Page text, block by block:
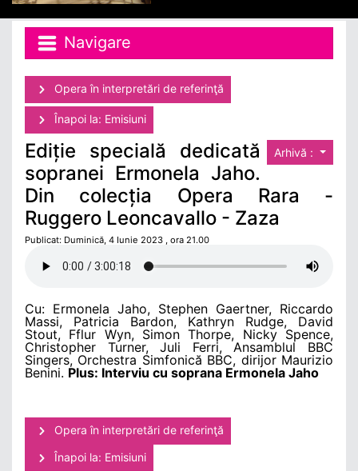
Navigare
Opera în interpretări de referinţă
Înapoi la: Emisiuni
Arhivă :
Ediție specială dedicată
sopranei Ermonela Jaho.
Din colecția Opera Rara -
Ruggero Leoncavallo - Zaza
Publicat: Duminică, 4 Iunie 2023 , ora 21.00
Cu: Ermonela Jaho, Stephen Gaertner, Riccardo
Massi, Patricia Bardon, Kathryn Rudge, David
Stout, Fflur Wyn, Simon Thorpe, Nicky Spence,
Christopher Turner, Juli Ferri, Ansamblul BBC
Singers, Orchestra Simfonică BBC, dirijor Maurizio
Benini. Plus: Interviu cu soprana Ermonela Jaho
Opera în interpretări de referinţă
Înapoi la: Emisiuni